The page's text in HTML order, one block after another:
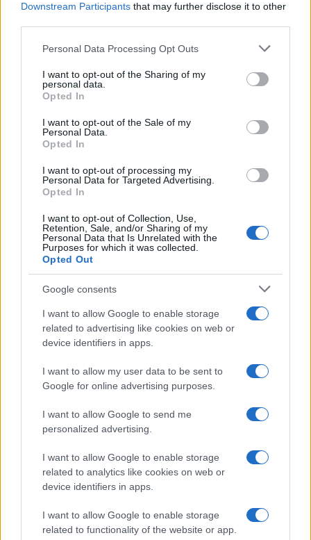
Downstream Participants that may further disclose it to other
Please note that this website/app uses one or more Google
not limited to your visit or usage behaviour. You may click to
grant or deny consent to Google and its third-party tags to
use your data for below specified purposes in below Google
consent section.
Personal Data Processing Opt Outs
I want to opt-out of the Sharing of my
personal data.
Opted In
I want to opt-out of the Sale of my
Personal Data.
Opted In
I want to opt-out of processing my
Personal Data for Targeted Advertising.
Opted In
I want to opt-out of Collection, Use,
Retention, Sale, and/or Sharing of my
Personal Data that Is Unrelated with the
Purposes for which it was collected.
Opted Out
Google consents
I want to allow Google to enable storage
related to advertising like cookies on web or
device identifiers in apps.
I want to allow my user data to be sent to
Google for online advertising purposes.
I want to allow Google to send me
personalized advertising.
I want to allow Google to enable storage
related to analytics like cookies on web or
device identifiers in apps.
I want to allow Google to enable storage
related to functionality of the website or app.
Continua a leggere